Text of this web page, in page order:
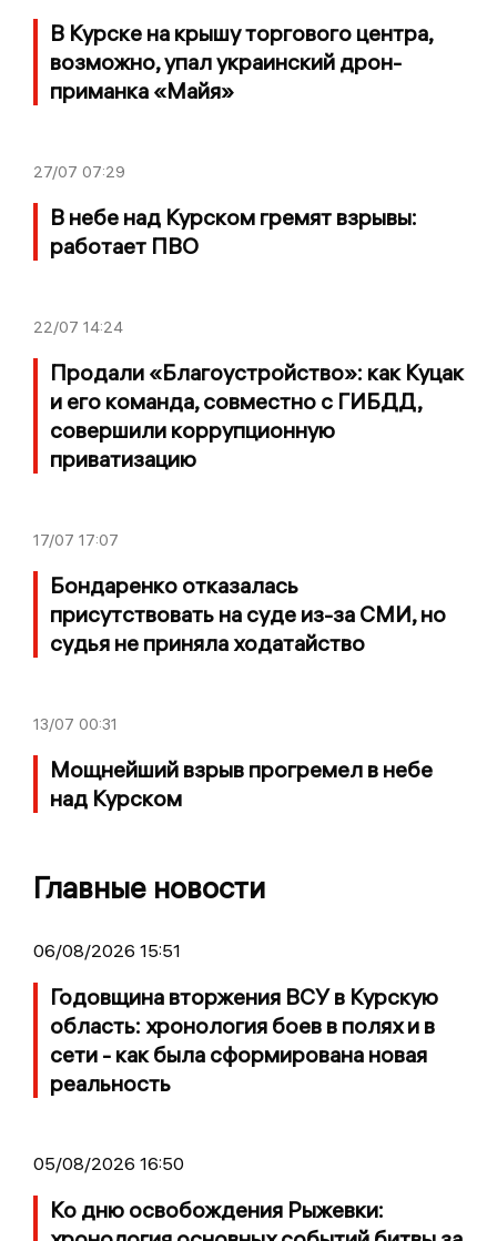
В Курске на крышу торгового центра,
возможно, упал украинский дрон-
приманка «Майя»
27/07 07:29
В небе над Курском гремят взрывы:
работает ПВО
22/07 14:24
Продали «Благоустройство»: как Куцак
и его команда, совместно с ГИБДД,
совершили коррупционную
приватизацию
17/07 17:07
Бондаренко отказалась
присутствовать на суде из-за СМИ, но
судья не приняла ходатайство
13/07 00:31
Мощнейший взрыв прогремел в небе
над Курском
Главные новости
06/08/2026 15:51
Годовщина вторжения ВСУ в Курскую
область: хронология боев в полях и в
сети - как была сформирована новая
реальность
05/08/2026 16:50
Ко дню освобождения Рыжевки: